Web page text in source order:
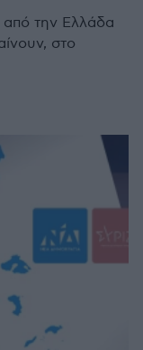
από την Ελλάδα
στο